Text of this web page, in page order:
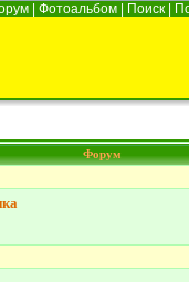
Фотоальбом Поиск
Форум